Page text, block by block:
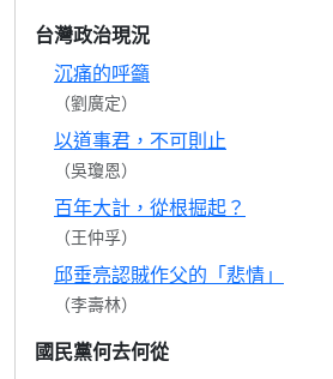
台灣政治現況
沉痛的呼籲
（劉廣定）
以道事君，不可則止
（吳瓊恩）
百年大計，從根掘起？
（王仲孚）
邱垂亮認賊作父的「悲情」
（李壽林）
國民黨何去何從